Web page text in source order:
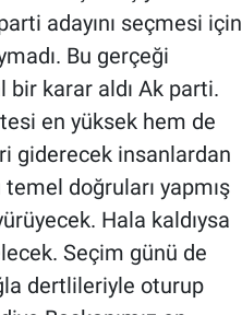
adayını seçmesi için
Bu gerçeği
karar aldı Ak parti.
en yüksek hem de
giderecek insanlardan
doğruları yapmış
Hala kaldıysa
Seçim günü de
dertlileriyle oturup